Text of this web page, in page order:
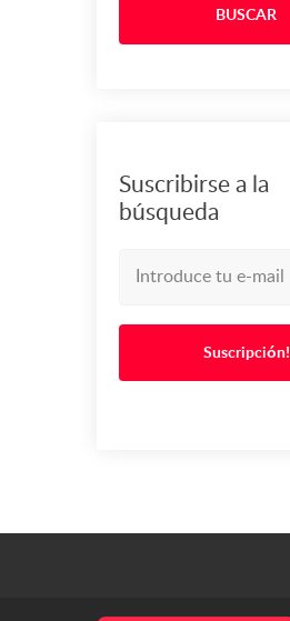
BUSCAR
Suscribirse a la
búsqueda
Suscripción!